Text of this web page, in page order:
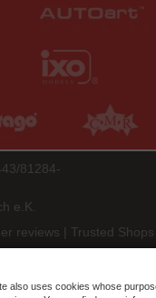
81284-
e.K.
reviews | Trusted Shops
also uses cookies whose